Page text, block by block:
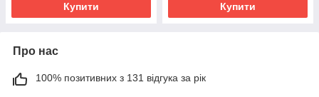
Купити Купити
Про нас
100% позитивних з 131 відгука за рік